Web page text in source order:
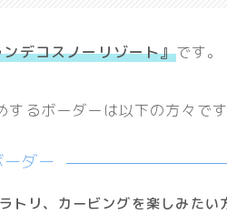
デコスノーリゾート』です。
するボーダー は以下の方々です
ダー
トリ、カービングを楽しみたい